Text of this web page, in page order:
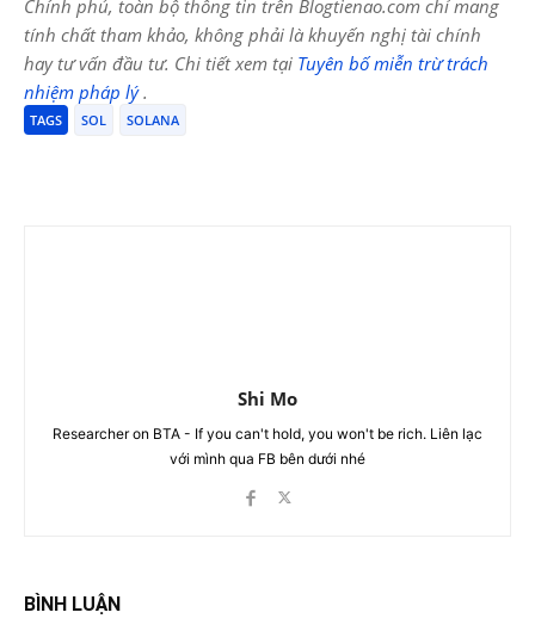
Chính phủ, toàn bộ thông tin trên Blogtienao.com chỉ mang
tính chất tham khảo, không phải là khuyến nghị tài chính
hay tư vấn đầu tư. Chi tiết xem tại Tuyên bố miễn trừ trách
nhiệm pháp lý.
TAGS SOL SOLANA
Shi Mo
Researcher on BTA - If you can't hold, you won't be rich. Liên lạc
với mình qua FB bên dưới nhé
BÌNH LUẬN